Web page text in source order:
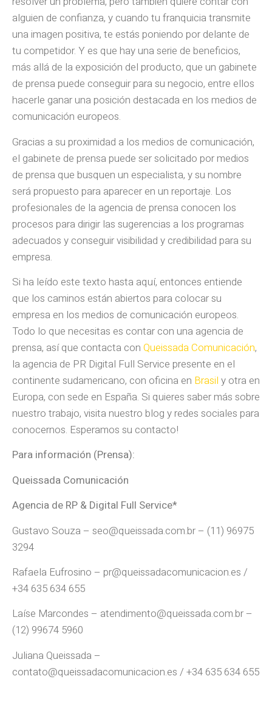
alguien de confianza, y cuando tu franquicia transmite
una imagen positiva, te estás poniendo por delante de
tu competidor. Y es que hay una serie de beneficios,
más allá de la exposición del producto, que un gabinete
de prensa puede conseguir para su negocio, entre ellos
hacerle ganar una posición destacada en los medios de
comunicación europeos.
Gracias a su proximidad a los medios de comunicación,
el gabinete de prensa puede ser solicitado por medios
de prensa que busquen un especialista, y su nombre
será propuesto para aparecer en un reportaje. Los
profesionales de la agencia de prensa conocen los
procesos para dirigir las sugerencias a los programas
adecuados y conseguir visibilidad y credibilidad para su
empresa.
Si ha leído este texto hasta aquí, entonces entiende
que los caminos están abiertos para colocar su
empresa en los medios de comunicación europeos.
Todo lo que necesitas es contar con una agencia de
prensa, así que contacta con Queissada Comunicación,
la agencia de PR Digital Full Service presente en el
continente sudamericano, con oficina en Brasil y otra en
Europa, con sede en España. Si quieres saber más sobre
nuestro trabajo, visita nuestro blog y redes sociales para
conocernos. Esperamos su contacto!
Para información (Prensa):
Queissada Comunicación
Agencia de RP & Digital Full Service*
Gustavo Souza – seo@queissada.com.br – (11) 96975
3294
Rafaela Eufrosino – pr@queissadacomunicacion.es /
+34 635 634 655
Laíse Marcondes – atendimento@queissada.com.br –
(12) 99674 5960
Juliana Queissada –
contato@queissadacomunicacion.es / +34 635 634 655